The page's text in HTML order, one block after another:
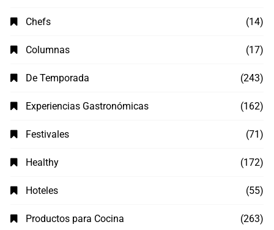
Chefs (14)
Columnas (17)
De Temporada (243)
Experiencias Gastronómicas (162)
Festivales (71)
Healthy (172)
Hoteles (55)
Productos para Cocina (263)